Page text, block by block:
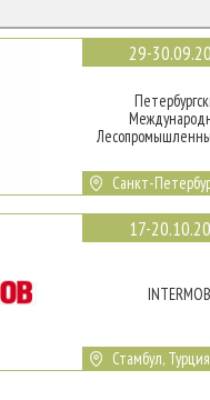
29-
Санкт-
17-
INTERMOB
Стамбул, Турция